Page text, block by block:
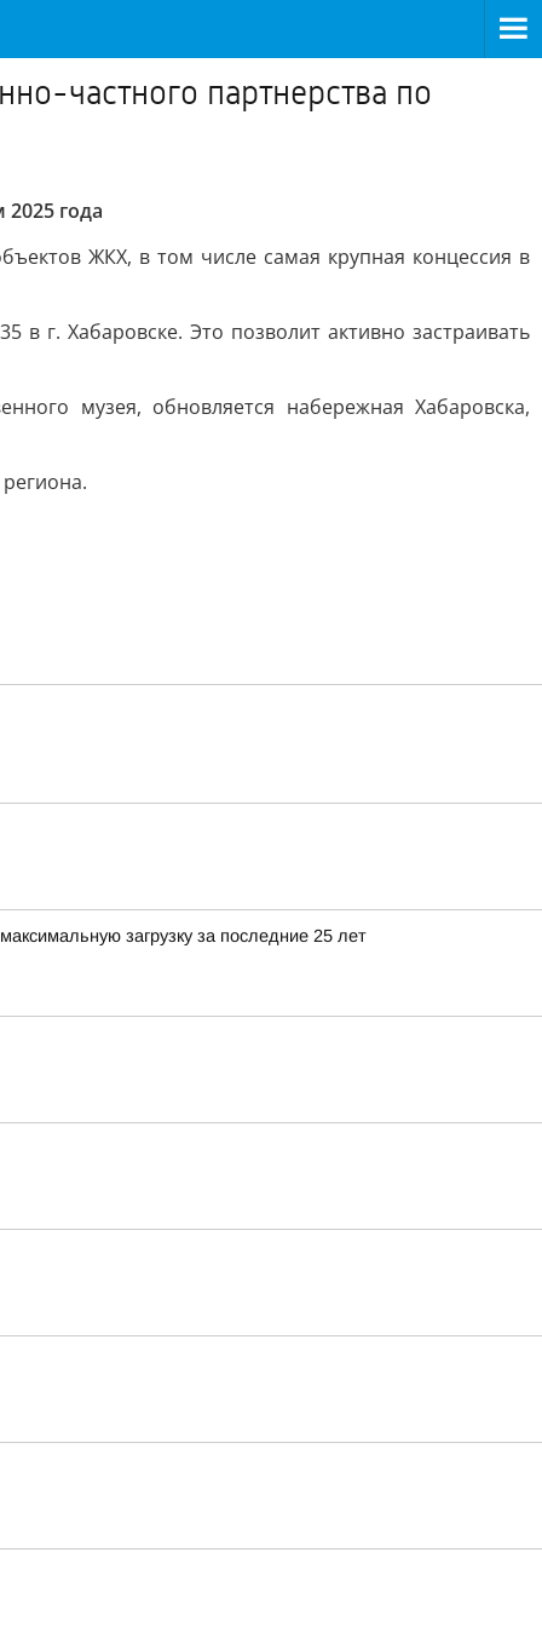
частного партнерства по
года
ЖКХ, в том числе самая крупная концессия в
г. Хабаровске. Это позволит активно застраивать
музея, обновляется набережная Хабаровска,
загрузку за последние 25 лет